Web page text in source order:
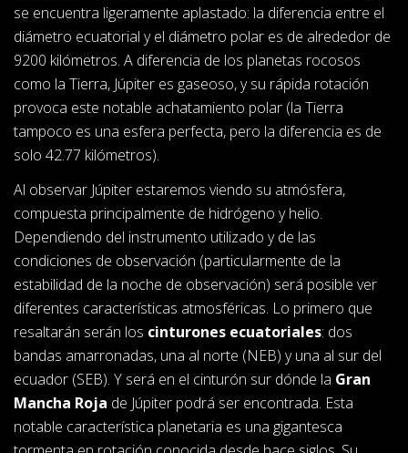
se encuentra ligeramente aplastado: la diferencia entre el
diámetro ecuatorial y el diámetro polar es de alrededor de
9200 kilómetros. A diferencia de los planetas rocosos
como la Tierra, Júpiter es gaseoso, y su rápida rotación
provoca este notable achatamiento polar (la Tierra
tampoco es una esfera perfecta, pero la diferencia es de
solo 42.77 kilómetros).
Al observar Júpiter estaremos viendo su atmósfera,
compuesta principalmente de hidrógeno y helio.
Dependiendo del instrumento utilizado y de las
condiciones de observación (particularmente de la
estabilidad de la noche de observación) será posible ver
diferentes características atmosféricas. Lo primero que
resaltarán serán los cinturones ecuatoriales: dos
bandas amarronadas, una al norte (NEB) y una al sur del
ecuador (SEB). Y será en el cinturón sur dónde la Gran
Mancha Roja de Júpiter podrá ser encontrada. Esta
notable característica planetaria es una gigantesca